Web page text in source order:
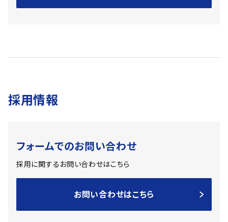
採用情報
フォームでのお問い合わせ
採用に関するお問い合わせはこちら
お問い合わせはこちら